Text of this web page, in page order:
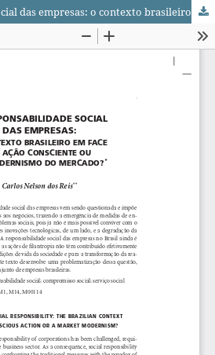
A responsabilidade social das empresas: o contexto brasileiro em face da ação consciente ou do modernismo do mercado?